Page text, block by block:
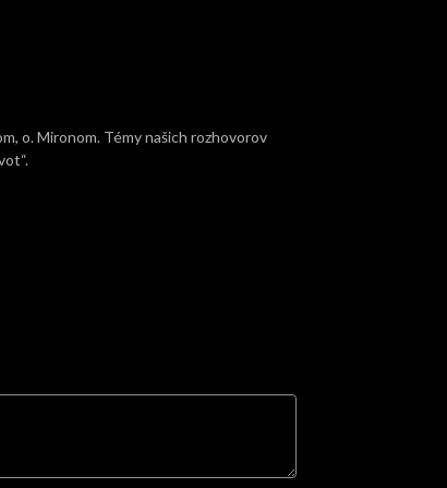
o. Mironom. Témy našich rozhovorov